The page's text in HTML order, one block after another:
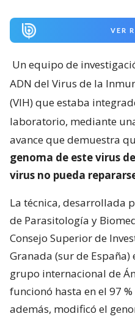
VER
Un equipo de
ADN del Virus de la
(VIH) que estaba
laboratorio, mediante
avance que demuestra
genoma de este virus
virus no pueda
La técnica, desarrollada
de Parasitología y
Consejo Superior de
Granada (sur de
grupo internacional de
funcionó hasta en el 97
además, modificó el